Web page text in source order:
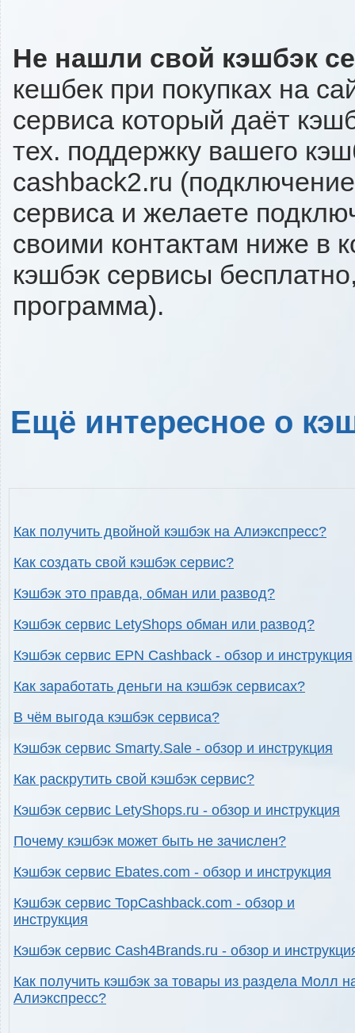
Не нашли свой кэшбэк
кешбек при покупках на
сервиса который даёт
тех. поддержку вашего
cashback2.ru
сервиса и желаете
своими контактам ниже в
кэшбэк сервисы
программа).
Ещё интересное о
Как получить двойной кэшбэк на Алиэкспресс?
Как создать свой кэшбэк сервис?
Кэшбэк это правда, обман или развод?
Кэшбэк сервис LetyShops обман или развод?
Кэшбэк сервис EPN Cashback - обзор и инструкция
Как заработать деньги на кэшбэк сервисах?
В чём выгода кэшбэк сервиса?
Кэшбэк сервис Smarty.Sale - обзор и инструкция
Как раскрутить свой кэшбэк сервис?
Кэшбэк сервис LetyShops.ru - обзор и инструкция
Почему кэшбэк может быть не зачислен?
Кэшбэк сервис Ebates.com - обзор и инструкция
Кэшбэк сервис TopCashback.com - обзор и
инструкция
Кэшбэк сервис Cash4Brands.ru - обзор и
Как получить кэшбэк за товары из раздела Молл
Алиэкспресс?